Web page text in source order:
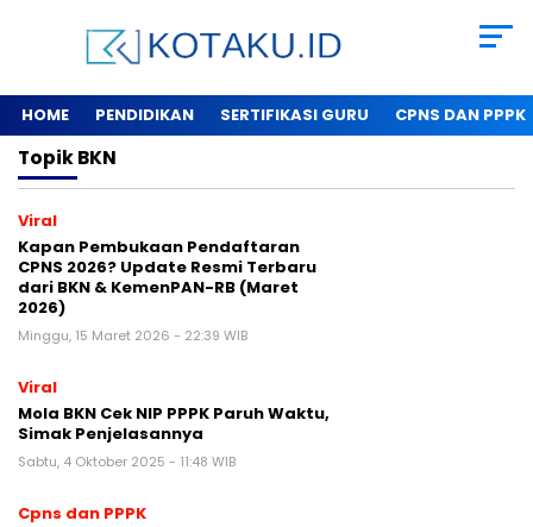
HOME PENDIDIKAN SERTIFIKASI GURU CPNS DAN PPPK
TopikBKN
Viral
Kapan Pembukaan Pendaftaran
CPNS 2026? Update Resmi Terbaru
dari BKN & KemenPAN-RB (Maret
2026)
Minggu, 15 Maret 2026 - 22:39 WIB
Viral
Mola BKN Cek NIP PPPK Paruh Waktu,
Simak Penjelasannya
Sabtu, 4 Oktober 2025 - 11:48 WIB
Cpns dan PPPK